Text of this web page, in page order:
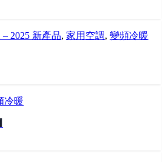
2025 新產品, 家用空調, 變頻冷暖
冷暖